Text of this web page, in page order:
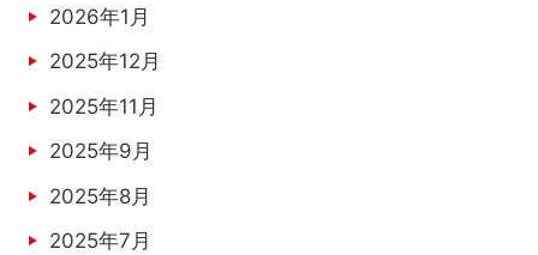
2026年1月
2025年12月
2025年11月
2025年9月
2025年8月
2025年7月